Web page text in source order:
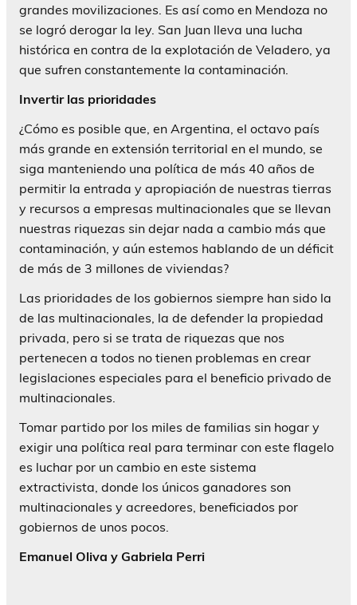
grandes movilizaciones. Es así como en Mendoza no
se logró derogar la ley. San Juan lleva una lucha
histórica en contra de la explotación de Veladero, ya
que sufren constantemente la contaminación.
Invertir las prioridades
¿Cómo es posible que, en Argentina, el octavo país
más grande en extensión territorial en el mundo, se
siga manteniendo una política de más 40 años de
permitir la entrada y apropiación de nuestras tierras
y recursos a empresas multinacionales que se llevan
nuestras riquezas sin dejar nada a cambio más que
contaminación, y aún estemos hablando de un déficit
de más de 3 millones de viviendas?
Las prioridades de los gobiernos siempre han sido la
de las multinacionales, la de defender la propiedad
privada, pero si se trata de riquezas que nos
pertenecen a todos no tienen problemas en crear
legislaciones especiales para el beneficio privado de
multinacionales.
Tomar partido por los miles de familias sin hogar y
exigir una política real para terminar con este flagelo
es luchar por un cambio en este sistema
extractivista, donde los únicos ganadores son
multinacionales y acreedores, beneficiados por
gobiernos de unos pocos.
Emanuel Oliva y Gabriela Perri